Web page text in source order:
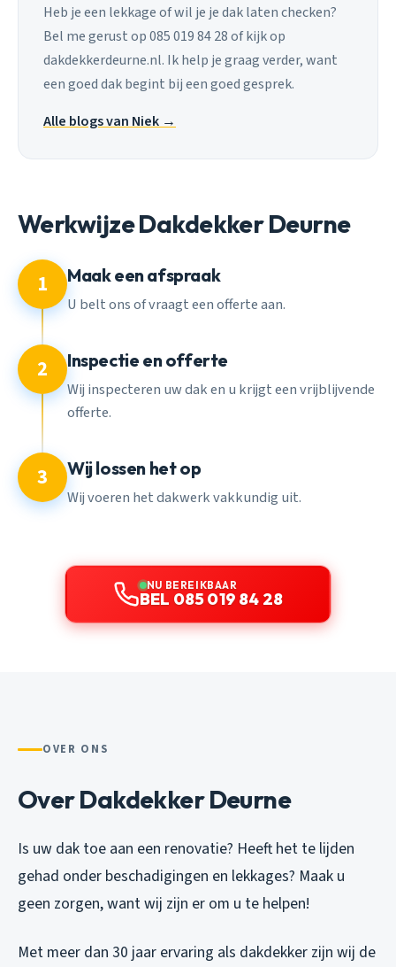
Heb je een lekkage of wil je je dak laten checken?
Bel me gerust op 085 019 84 28 of kijk op
dakdekkerdeurne.nl. Ik help je graag verder, want
een goed dak begint bij een goed gesprek.
Alle blogs van Niek →
Werkwijze Dakdekker Deurne
1 Maak een afspraak
U belt ons of vraagt een offerte aan.
2 Inspectie en offerte
Wij inspecteren uw dak en u krijgt een vrijblijvende
offerte.
3 Wij lossen het op
Wij voeren het dakwerk vakkundig uit.
NU BEREIKBAAR
BEL 085 019 84 28
OVER ONS
Over Dakdekker Deurne
Is uw dak toe aan een renovatie? Heeft het te lijden
gehad onder beschadigingen en lekkages? Maak u
geen zorgen, want wij zijn er om u te helpen!
Met meer dan 30 jaar ervaring als dakdekker zijn wij de